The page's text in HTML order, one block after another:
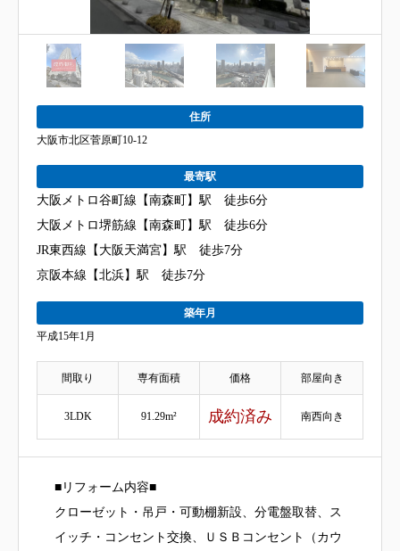
住所
大阪市北区菅原町10-12
最寄駅
大阪メトロ谷町線【南森町】駅 徒歩6分
大阪メトロ堺筋線【南森町】駅 徒歩6分
JR東西線【大阪天満宮】駅 徒歩7分
京阪本線【北浜】駅 徒歩7分
築年月
平成15年1月
間取り 専有面積 価格 部屋向き
3LDK 91.29m² 成約済み 南西向き
■リフォーム内容■
クローゼット・吊戸・可動棚新設、分電盤取替、ス
イッチ・コンセント交換、ＵＳＢコンセント（カウ